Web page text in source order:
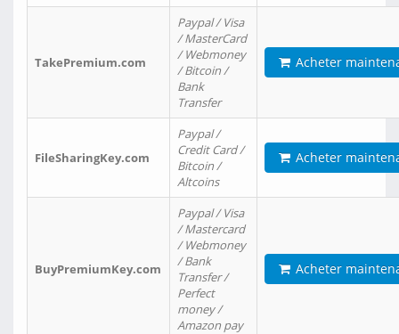
TakePremium.com
Paypal / Visa
/ MasterCard
/ Webmoney
/ Bitcoin /
Bank
Transfer
Acheter
FileSharingKey.com
Paypal /
Credit Card /
Bitcoin /
Altcoins
Acheter
BuyPremiumKey.com
Paypal / Visa
/ Mastercard
/ Webmoney
/ Bank
Transfer /
Perfect
money /
Amazon pay
Acheter